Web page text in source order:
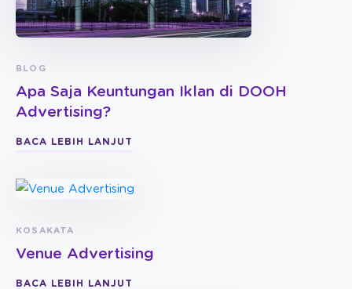
BLOG
Apa Saja Keuntungan Iklan di DOOH
Advertising?
BACA LEBIH LANJUT
KOSAKATA
Venue Advertising
BACA LEBIH LANJUT